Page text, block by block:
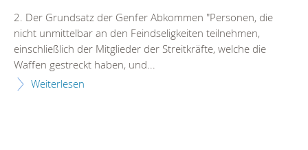
2. Der Grundsatz der Genfer Abkommen "Personen, die
nicht unmittelbar an den Feindseligkeiten teilnehmen,
einschließlich der Mitglieder der Streitkräfte, welche die
Waffen gestreckt haben, und...
Weiterlesen